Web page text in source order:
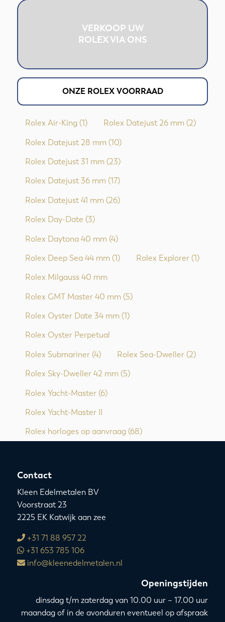
VERKOOP UW
ROLEX VIA ONS
ONZE ROLEX VOORRAAD
Rolex Air-King (1) Rolex Datejust 26 mm (2)
Rolex Datejust 28 mm (10)
Rolex Datejust 31 mm (23)
Rolex Datejust 36 mm (17)
Rolex Datejust 41 mm (26)
Rolex Day-Date (3)
Rolex Daytona 40 mm (4)
Rolex Deep Sea 44 mm (1) Rolex Explorer (1)
Rolex Milgauss 40 mm
Rolex GMT Master 40 mm (5)
Rolex Oyster Date 34 mm (1)
Rolex Oyster Perpetual
Rolex Submariner (4) Rolex Sea-Dweller (2)
Rolex Sky-Dweller 42 mm (5)
Rolex Yacht-Master (6)
Rolex Yacht-Master II
Rolex horloges op aanvraag (68)
Contact
Kleen Edelmetalen BV
Voorstraat 23
2225 EK Katwijk aan zee
+31 71 88 957 22
+31 653 785 106
info@kleenedelmetalen.nl
Openingstijden
dinsdag t/m zaterdag van 10.00 uur – 17.00 uur
maandag of in de avonduren eventueel op afspraak